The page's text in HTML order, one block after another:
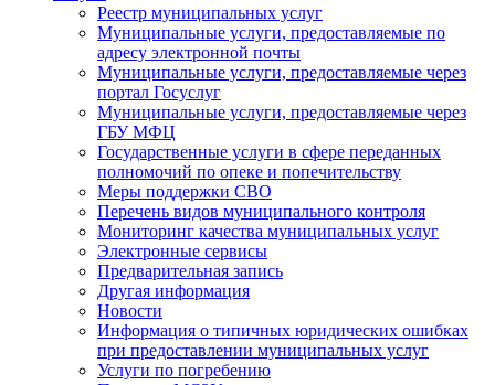
Реестр муниципальных услуг
Муниципальные услуги, предоставляемые по
адресу электронной почты
Муниципальные услуги, предоставляемые через
портал Госуслуг
Муниципальные услуги, предоставляемые через
ГБУ МФЦ
Государственные услуги в сфере переданных
полномочий по опеке и попечительству
Меры поддержки СВО
Перечень видов муниципального контроля
Мониторинг качества муниципальных услуг
Электронные сервисы
Предварительная запись
Другая информация
Новости
Информация о типичных юридических ошибках
при предоставлении муниципальных услуг
Услуги по погребению